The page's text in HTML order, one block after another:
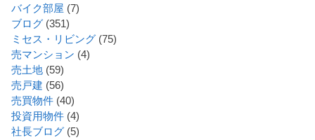
バイク部屋 (7)
ブログ (351)
ミセス・リビング (75)
売マンション (4)
売土地 (59)
売戸建 (56)
売買物件 (40)
投資用物件 (4)
社長ブログ (5)